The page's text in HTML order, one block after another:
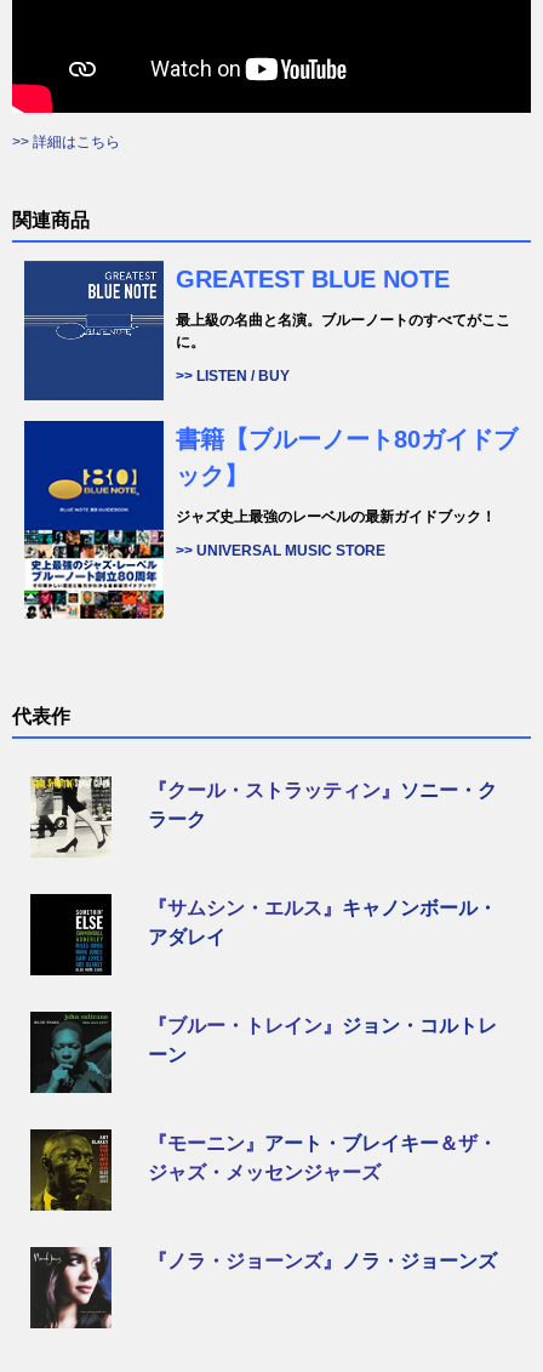
>> 詳細はこちら
関連商品
GREATEST BLUE NOTE
最上級の名曲と名演。ブルーノートのすべてがここ
に。
>> LISTEN / BUY
書籍【ブルーノート80ガイドブ
ック】
ジャズ史上最強のレーベルの最新ガイドブック！
>> UNIVERSAL MUSIC STORE
代表作
『クール・ストラッティン』
ソニー・ク
ラーク
『サムシン・エルス』 キャノンボール・
アダレイ
『ブルー・トレイン』 ジョン・コルトレ
ーン
『モーニン』 アート・ブレイキー＆ザ・
ジャズ・メッセンジャーズ
『ノラ・ジョーンズ』 ノラ・ジョーンズ